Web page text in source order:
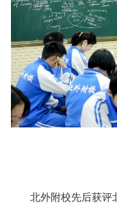
北外附校先后获评